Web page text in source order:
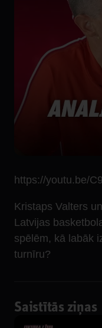
https://youtu.be/
Kristaps Valters
Latvijas
spēlēm, kā labāk
turnīru?
Saistītās ziņas